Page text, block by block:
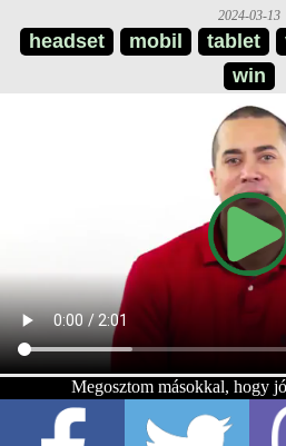
2024-03-13
headset mobil tablet
win
Megosztom másokkal, hogy